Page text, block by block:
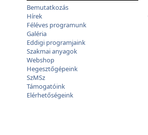
Bemutatkozás
Hírek
Féléves programunk
Galéria
Eddigi programjaink
Szakmai anyagok
Webshop
Hegesztőgépeink
SzMSz
Támogatóink
Elérhetőségeink